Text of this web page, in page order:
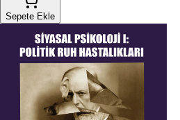
Sepete Ekle